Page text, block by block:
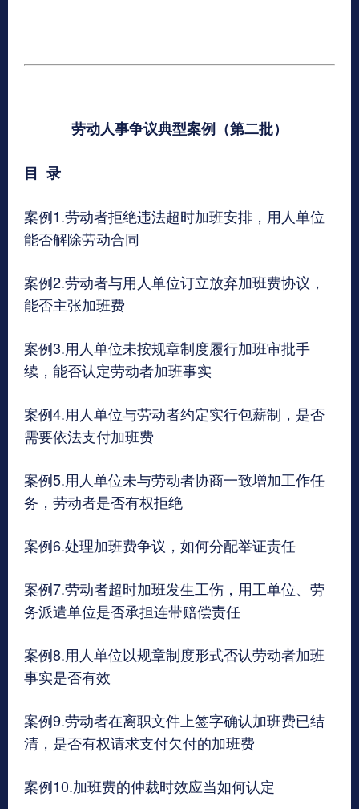
劳动人事争议典型案例（第二批）
目 录
案例1.劳动者拒绝违法超时加班安排，用人单位
能否解除劳动合同
案例2.劳动者与用人单位订立放弃加班费协议，
能否主张加班费
案例3.用人单位未按规章制度履行加班审批手
续，能否认定劳动者加班事实
案例4.用人单位与劳动者约定实行包薪制，是否
需要依法支付加班费
案例5.用人单位未与劳动者协商一致增加工作任
务，劳动者是否有权拒绝
案例6.处理加班费争议，如何分配举证责任
案例7.劳动者超时加班发生工伤，用工单位、劳
务派遣单位是否承担连带赔偿责任
案例8.用人单位以规章制度形式否认劳动者加班
事实是否有效
案例9.劳动者在离职文件上签字确认加班费已结
清，是否有权请求支付欠付的加班费
案例10.加班费的仲裁时效应当如何认定